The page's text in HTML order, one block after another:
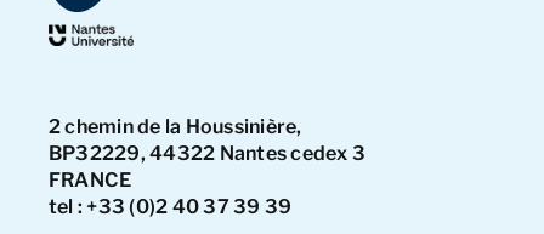
2 chemin de la Houssinière,
BP32229, 44322 Nantes cedex 3
FRANCE
tel : +33 (0)2 40 37 39 39